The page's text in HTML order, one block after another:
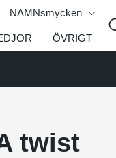
NAMNsmycken
ÖVRIGT
twist